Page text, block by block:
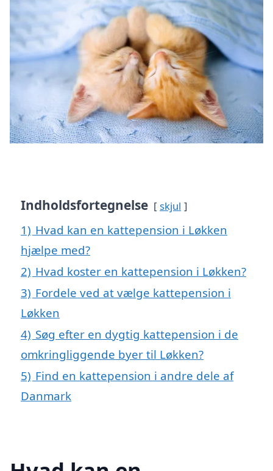
Indholdsfortegnelse skjul
1) Hvad kan en kattepension i Løkken
hjælpe med?
2) Hvad koster en kattepension i Løkken?
3) Fordele ved at vælge kattepension i
Løkken
4) Søg efter en dygtig kattepension i de
omkringliggende byer til Løkken?
5) Find en kattepension i andre dele af
Danmark